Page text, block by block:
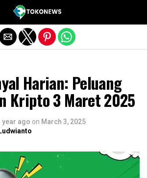
Harian: Peluang
Kripto 3 Maret 2025
year ago on March 3, 2025
Exit mobile version